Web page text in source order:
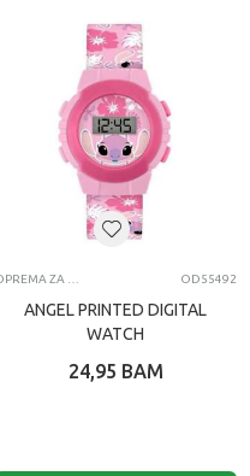
OD55492
ANGEL PRINTED DIGITAL
WATCH
24,95 BAM